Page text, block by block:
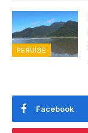
PERUÍBE
Facebook